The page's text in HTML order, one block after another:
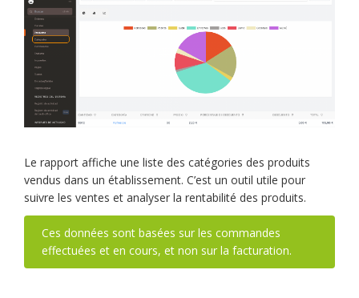
Le rapport affiche une liste des catégories des produits
vendus dans un établissement. C’est un outil utile pour
suivre les ventes et analyser la rentabilité des produits.
Ces données sont basées sur les commandes
effectuées et en cours, et non sur la facturation.